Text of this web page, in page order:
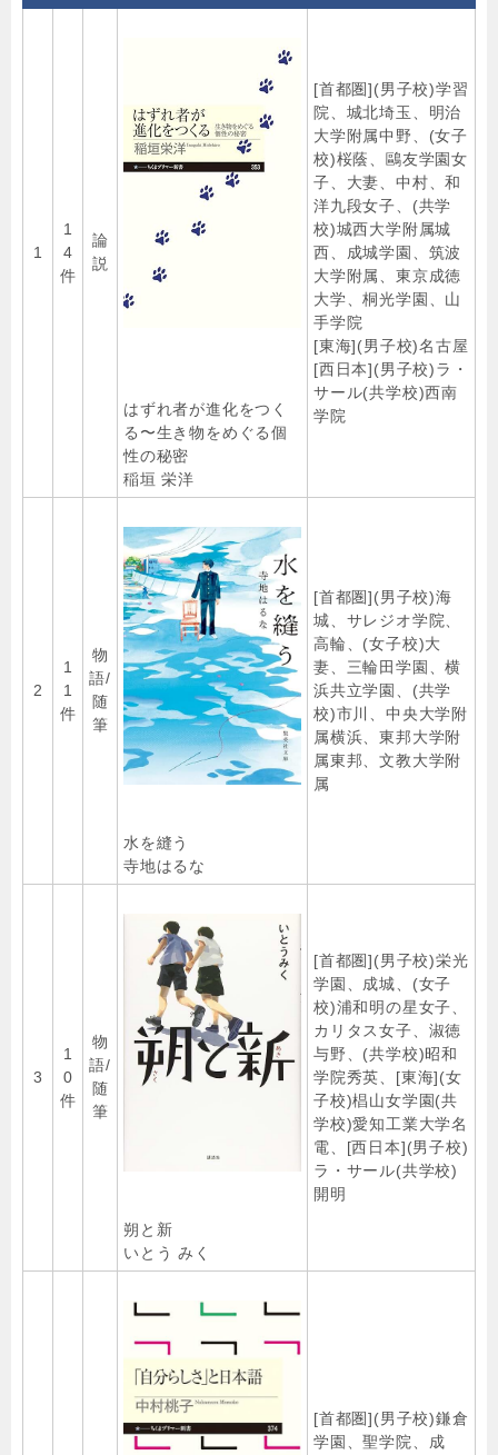
1
1
4
件
論
説
はずれ者が進化をつく
る〜生き物をめぐる個
性の秘密
稲垣 栄洋
[首都圏](男子校)学習
院、城北埼玉、明治
大学附属中野、(女子
校)桜蔭、鷗友学園女
子、大妻、中村、和
洋九段女子、(共学
校)城西大学附属城
西、成城学園、筑波
大学附属、東京成徳
大学、桐光学園、山
手学院
[東海](男子校)名古屋
[西日本](男子校)ラ・
サール(共学校)西南
学院
2
1
1
件
物
語/
随
筆
水を縫う
寺地はるな
[首都圏](男子校)海
城、サレジオ学院、
高輪、(女子校)大
妻、三輪田学園、横
浜共立学園、(共学
校)市川、中央大学附
属横浜、東邦大学附
属東邦、文教大学附
属
3
1
0
件
物
語/
随
筆
朔と新
いとう みく
[首都圏](男子校)栄光
学園、成城、(女子
校)浦和明の星女子、
カリタス女子、淑徳
与野、(共学校)昭和
学院秀英、[東海](女
子校)椙山女学園(共
学校)愛知工業大学名
電、[西日本](男子校)
ラ・サール(共学校)
開明
[首都圏](男子校)鎌倉
学園、聖学院、成